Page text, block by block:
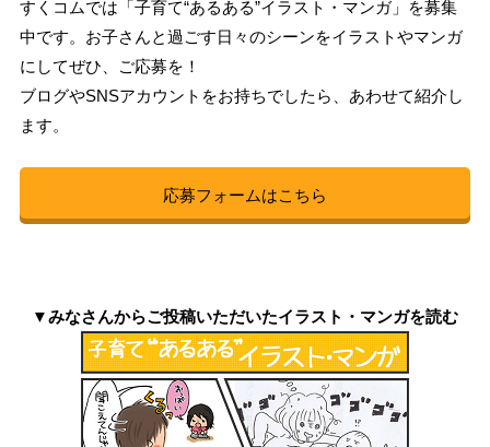
すくコムでは「子育て“あるある”イラスト・マンガ」を募集
中です。お子さんと過ごす日々のシーンをイラストやマンガ
にしてぜひ、ご応募を！
ブログやSNSアカウントをお持ちでしたら、あわせて紹介し
ます。
応募フォームはこちら
▼みなさんからご投稿いただいたイラスト・マンガを読む